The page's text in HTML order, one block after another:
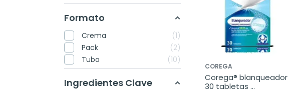
Formato
Crema
1
Pack
2
Tubo
10
Ingredientes Clave
COREGA
Corega® blanqueador
30 tabletas